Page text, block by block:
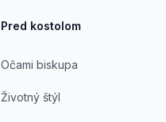
Pred kostolom
Očami biskupa
Životný štýl